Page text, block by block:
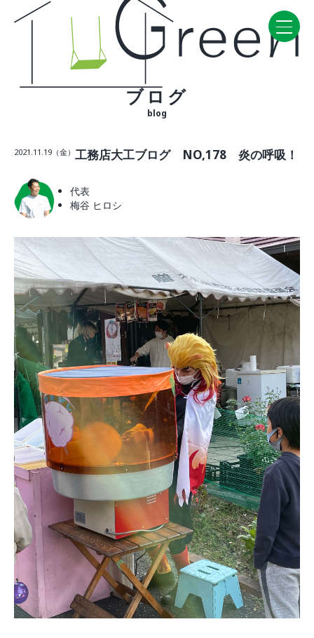
CONCEPT・BUILD
自然素材
家の性能
建築実例
VISIT
モデルルーム
イベント
ABOUT
会社概要
採用情報
スタッフ紹介
ブログ
お知らせ
お問い合わせ・資料請求
SNS
ブログ
blog
2021.11.19（金） 工務店大工ブログ NO,178 炎の呼吸！
代表
梅谷 ヒロシ